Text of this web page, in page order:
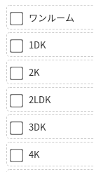
ワンルーム
1DK
2K
2LDK
3DK
4K